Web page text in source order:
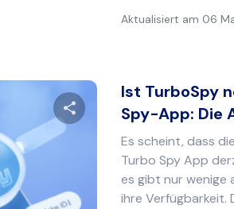
Aktualisiert am 06
Diesen Artikel teilen
Ist TurboSpy
Spy-App: Die
Es scheint, dass
Turbo Spy App
es gibt nur wenige
ihre Verfügbarkeit.